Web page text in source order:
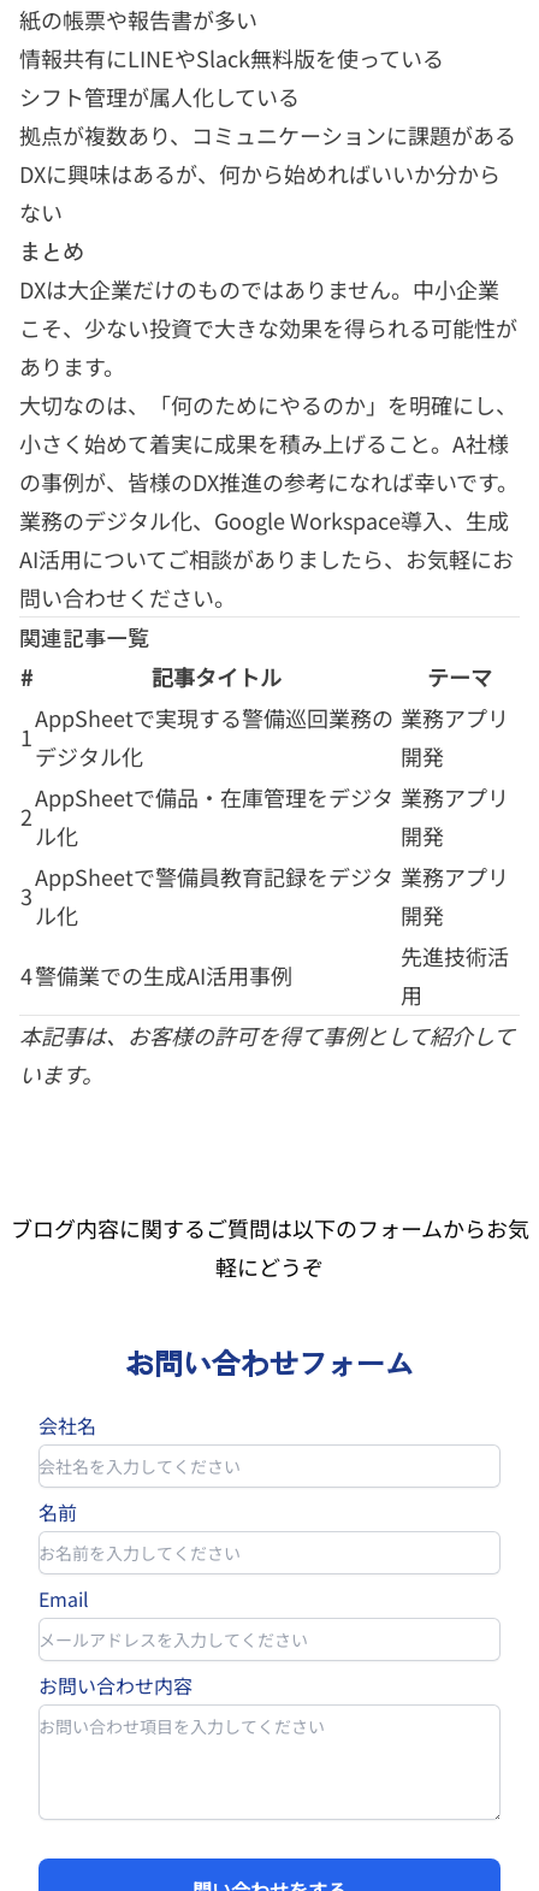
紙の帳票や報告書が多い
情報共有にLINEやSlack無料版を使っている
シフト管理が属人化している
拠点が複数あり、コミュニケーションに課題がある
DXに興味はあるが、何から始めればいいか分から
ない
まとめ
DXは大企業だけのものではありません。中小企業
こそ、少ない投資で大きな効果を得られる可能性が
あります。
大切なのは、「何のためにやるのか」を明確にし、
小さく始めて着実に成果を積み上げること。A社様
の事例が、皆様のDX推進の参考になれば幸いです。
業務のデジタル化、Google Workspace導入、生成
AI活用についてご相談がありましたら、お気軽にお
問い合わせください。
関連記事一覧
#
記事タイトル
テーマ
1
AppSheetで実現する警備巡回業務の
デジタル化
業務アプリ
開発
2
AppSheetで備品・在庫管理をデジタ
ル化
業務アプリ
開発
3
AppSheetで警備員教育記録をデジタ
ル化
業務アプリ
開発
4警備業での生成AI活用事例
先進技術活
用
本記事は、お客様の許可を得て事例として紹介して
います。
ブログ内容に関するご質問は以下のフォームからお気
軽にどうぞ
お問い合わせフォーム
会社名
名前
Email
お問い合わせ内容